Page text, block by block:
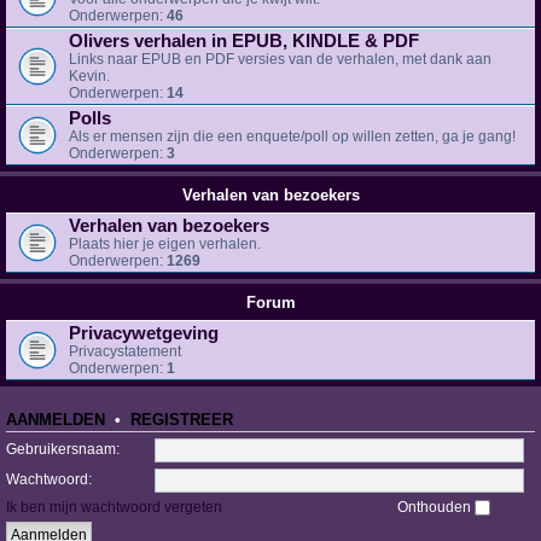
Onderwerpen: 46
Olivers verhalen in EPUB, KINDLE & PDF
Links naar EPUB en PDF versies van de verhalen, met dank aan
Kevin.
Onderwerpen: 14
Polls
Als er mensen zijn die een enquete/poll op willen zetten, ga je gang!
Onderwerpen: 3
Verhalen van bezoekers
Verhalen van bezoekers
Plaats hier je eigen verhalen.
Onderwerpen: 1269
Forum
Privacywetgeving
Privacystatement
Onderwerpen: 1
AANMELDEN • REGISTREER
Gebruikersnaam:
Wachtwoord:
Ik ben mijn wachtwoord vergeten
Onthouden